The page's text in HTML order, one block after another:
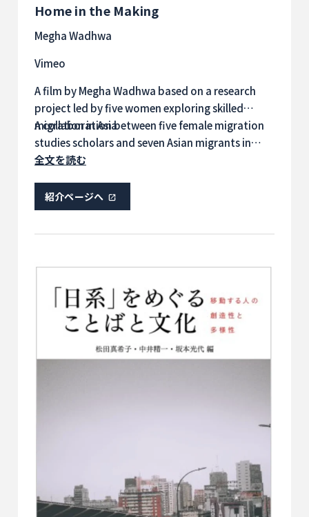
Home in the Making
Megha Wadhwa
Vimeo
A film by Megha Wadhwa based on a research
project led by five women exploring skilled
migration in Asia
A collaboration between five female migration
studies scholars and seven Asian migrants in
South Korea, Singapore, and Japan. The film
journeys, their aspirations for staying or leaving
their host country and the challenges they face.
全文を読む
紹介ページへ